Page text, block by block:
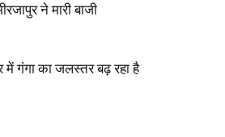
ने मारी बाजी
में गंगा का जलस्तर बढ़ रहा है